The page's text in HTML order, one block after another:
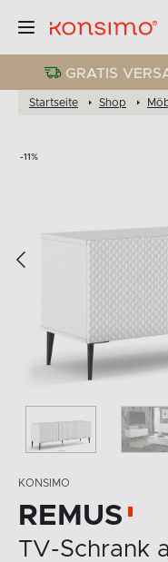
GRATIS
Startseite Shop
-11%
KONSIMO
REMUS
TV-Schrank